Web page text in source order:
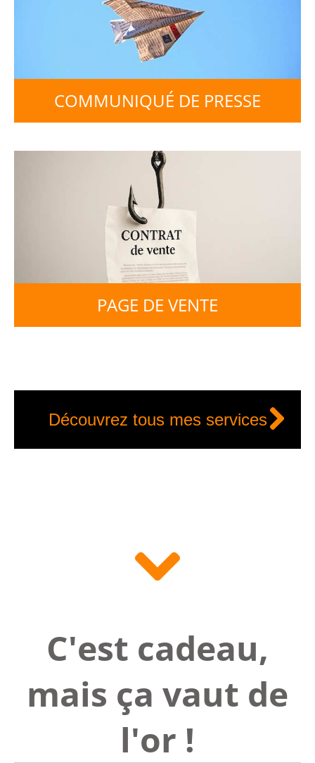
COMMUNIQUÉ DE PRESSE
PAGE DE VENTE
Découvrez tous mes services
C'est cadeau,
mais ça vaut de
l'or !